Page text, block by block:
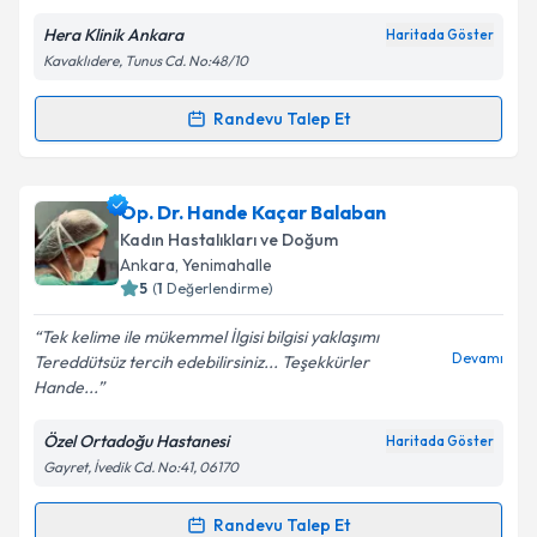
Kişisel verilerimin işlenmesine ilişkin
Metni'ni okudum ve kişisel verilerimin belirtilen
Takvim Talebini Gönder
Hera Klinik Ankara Haritada Göster
Kavaklıdere, Tunus Cd. No:48/10
Randevu Talep Et
Randevu Takvimi Talebi
Op. Dr. Selver Kübra Akkayaiçin randevu takvimi
talebi oluşturun. Size bu uzmandan randevu almanız
için bir takvim hazırlandığında e-posta ile
bilgilendireceğiz.
E-posta Adresiniz
Kişisel verilerimin işlenmesine ilişkin
Aydınlatma
Metni'ni okudum ve kişisel verilerimin belirtilen
Op. Dr. Hande Kaçar Balaban
Kadın Hastalıkları ve Doğum
Ankara, Yenimahalle
5 (1 Değerlendirme)
Tek kelime ile mükemmel İlgisi bilgisi yaklaşımı
Tereddütsüz tercih edebilirsiniz... Teşekkürler
Hande...
Devamı
Özel Ortadoğu Hastanesi Haritada Göster
Gayret, İvedik Cd. No:41, 06170
Randevu Talep Et